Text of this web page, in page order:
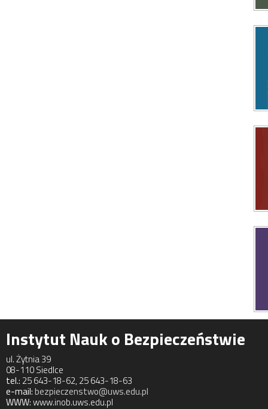
Instytut Nauk o Bezpieczeństwie
ul. Żytnia 39
08-110 Siedlce
tel.: 25 643-18-62, 25 643-18-63
e-mail:bezpieczenstwo@uws.edu.pl
WWW:www.inob.uws.edu.pl